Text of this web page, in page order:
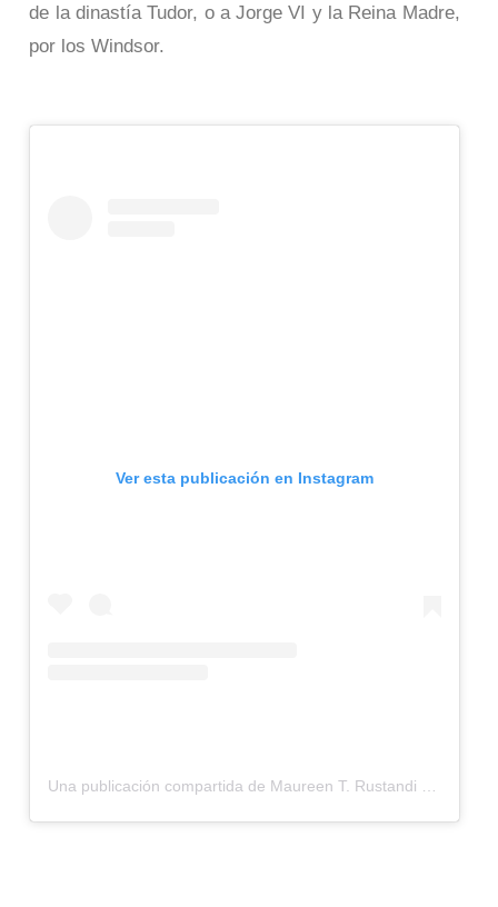
de la dinastía Tudor, o a Jorge VI y la Reina Madre,
por los Windsor.
Ver esta publicación en Instagram
Una publicación compartida de Maureen T. Rustandi (@maureenrustandi)